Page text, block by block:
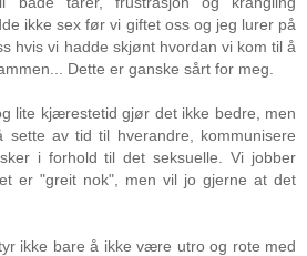
ikke sex før vi giftet oss og jeg lurer på
hvis vi hadde skjønt hvordan vi kom til å
Dette er ganske sårt for meg.
lite kjærestetid gjør det ikke bedre, men
sette av tid til hverandre, kommunisere
i forhold til det seksuelle. Vi jobber
er "greit nok", men vil jo gjerne at det
ikke bare å ikke være utro og rote med